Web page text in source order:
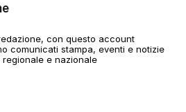
con questo account
comunicati stampa, eventi e notizie
e nazionale